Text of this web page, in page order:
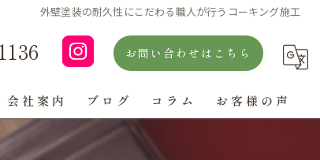
外壁塗装の耐久性にこだわる職人が行うコーキング施工
お問い合わせはこちら
会社案内
よくある質問
ブログ コラム お客様の声